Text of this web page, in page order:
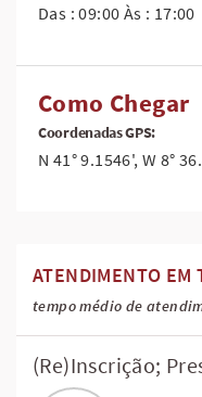
Das : 09:00 Às : 17:00
Como Chegar
Coordenadas GPS:
N 41° 9.1546', W 8°
ATENDIMENTO EM
tempo médio de
(Re)Inscrição;